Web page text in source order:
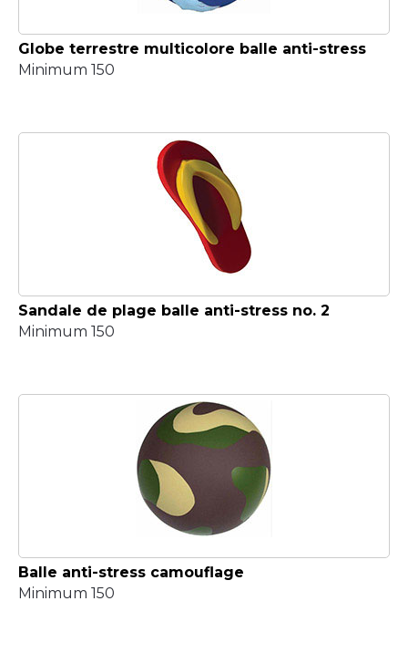
Globe terrestre multicolore balle anti-stress
Minimum 150
Sandale de plage balle anti-stress no. 2
Minimum 150
Balle anti-stress camouflage
Minimum 150